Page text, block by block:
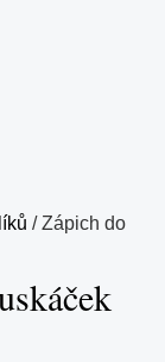
/ Zápich do